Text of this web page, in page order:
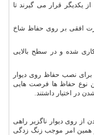
گیرند و فاصله 5 سانت از یکدیگر قرار می گیرند تا
سانت به صورت افقی بر روی حفاظ شاخ
شده و در سطح بالایی
نصب حفاظ روی دیوار
حفاظ ها فرصت هایی
در اختیار داشتند.
از روی دیوار ناگزیر راهی
و همین امر موجب زنگ زدگی